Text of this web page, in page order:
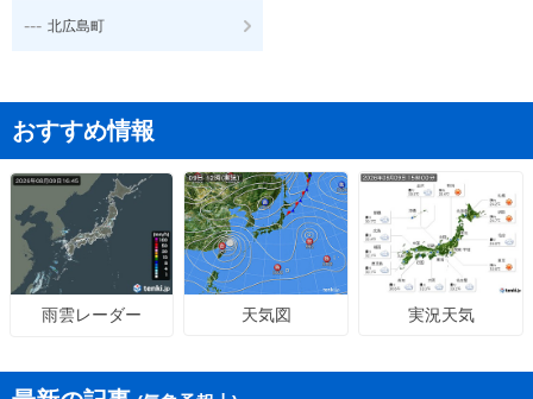
--- 北広島町
おすすめ情報
雨雲レーダー 天気図 実況天気